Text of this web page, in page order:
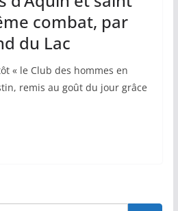
combat, par
du Lac
« le Club des hommes en
remis au goût du jour grâce